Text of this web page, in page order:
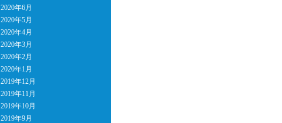
2020年6月
2020年5月
2020年4月
2020年3月
2020年2月
2020年1月
2019年12月
2019年11月
2019年10月
2019年9月